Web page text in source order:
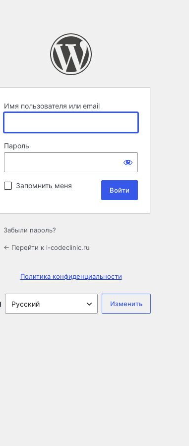
Имя пользователя или email
Пароль
Запомнить меня
Забыли пароль?
← Перейти к l-codeclinic.ru
Политика конфиденциальности
Язык